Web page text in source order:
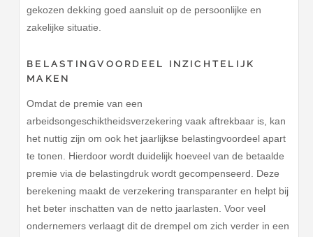
gekozen dekking goed aansluit op de persoonlijke en
zakelijke situatie.
BELASTINGVOORDEEL INZICHTELIJK
MAKEN
Omdat de premie van een
arbeidsongeschiktheidsverzekering vaak aftrekbaar is, kan
het nuttig zijn om ook het jaarlijkse belastingvoordeel apart
te tonen. Hierdoor wordt duidelijk hoeveel van de betaalde
premie via de belastingdruk wordt gecompenseerd. Deze
berekening maakt de verzekering transparanter en helpt bij
het beter inschatten van de netto jaarlasten. Voor veel
ondernemers verlaagt dit de drempel om zich verder in een